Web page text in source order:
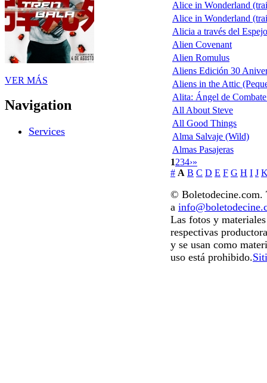
VER MÁS
Navigation
Services
Alice in Wonderland
Alice in Wonderland
Alicia a través del
Alien Covenant
Alien Romulus
Aliens Edición 30
Aliens in the Attic
Alita: Ángel de
All About Steve
All Good Things
Alma Salvaje (Wild)
Almas Pasajeras
1234›»
# A B C D E F G H I J
© Boletodecine.com.
a
Las fotos y
respectivas
y se usan como
uso está prohibido.